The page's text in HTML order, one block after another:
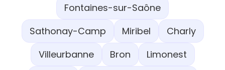
Fontaines-sur-Saône
Sathonay-Camp
Miribel
Charly
Villeurbanne
Bron
Limonest